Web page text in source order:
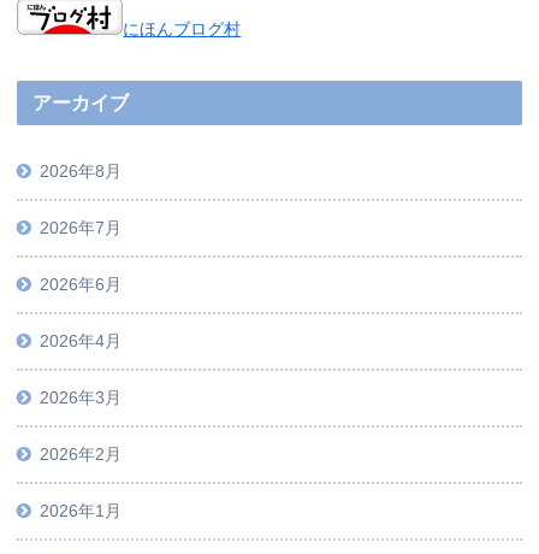
にほんブログ村
アーカイブ
2026年8月
2026年7月
2026年6月
2026年4月
2026年3月
2026年2月
2026年1月